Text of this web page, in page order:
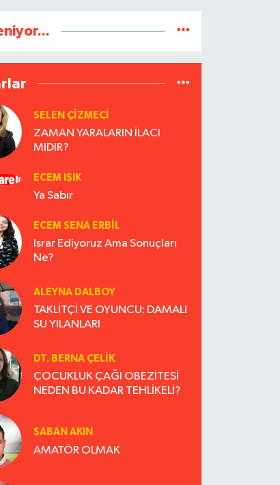
SELEN ÇİZMECİ
ZAMAN YARALARIN İLACI
MIDIR?
ECEM IŞIK
Ya Sabır
ECEM SENA ERBIL
Israr Ediyoruz Ama Sonuçları
Ne?
ALEYNA DALBOY
TAKLİTÇİ VE OYUNCU: DAMALI
SU YILANLARI
DT. BERNA ÇELIK
ÇOCUKLUK ÇAĞI OBEZİTESİ
NEDEN BU KADAR TEHLİKELİ?
ŞABAN AKIN
AMATÖR OLMAK